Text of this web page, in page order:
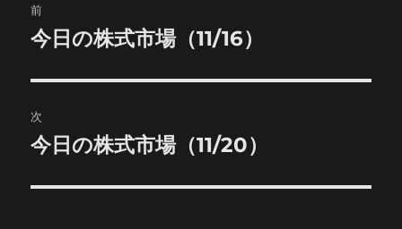
稿
ビ
ゲ
ー
前
前
投
稿:
今日の株式市場（11/16）
次
次
投
今日の株式市場（11/20）